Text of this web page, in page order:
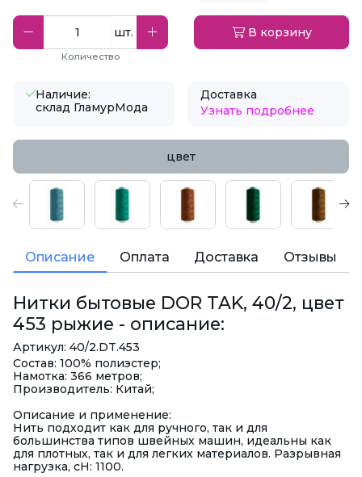
шт.
Количество
В корзину
Наличие:
склад ГламурМода
Доставка
Узнать подробнее
цвет
Описание Оплата Доставка Отзывы
Нитки бытовые DOR TAK, 40/2, цвет
453 рыжие - описание:
Артикул: 40/2.DT.453
Состав: 100% полиэстер;
Намотка: 366 метров;
Производитель: Китай;
Описание и применение:
Нить подходит как для ручного, так и для
большинства типов швейных машин, идеальны как
для плотных, так и для легких материалов. Разрывная
нагрузка, сН: 1100.